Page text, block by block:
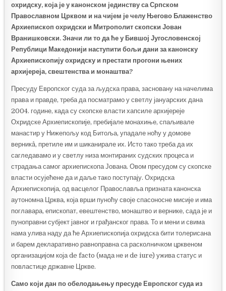
охридску, која је у канонском јединству са Српском
Православном Црквом и на чијем је челу Његово Блаженство
Архиепископ охридски и Митрополит скопски Јован
Вранишковски. Значи ли то да ће у Бившој Југословенској
Републици Македонији наступити бољи дани за канонску
Архиепископију охридску и престати прогони њених
архијереја, свештенства и монаштва?
Пресуду Европског суда за људска права, засновану на начелима
права и правде, треба да посматрамо у светлу јануарских дана
2004. године, када су скопске власти хапсиле архијереје
Охридске Архиепископије, пребијале монахиње, спаљивале
манастир у Нижепољу код Битоља, упадале ноћу у домове
верникâ, претиле им и шиканирале их. Исто тако треба да их
сагледавамо и у светлу низа монтираних судских процеса и
страдања самог архиепископа Јована. Овом пресудом су скопске
власти осујећене да и даље тако поступају. Охридска
Архиепископија, од васцелог Православља призната канонска
аутономна Црква, која врши пуноћу своје спасоносне мисије и има
поглавара, епископат, евештенство, монаштво и вернике, сада је и
пуноправни субјект јавног и грађанског права. То и мени и свима
нама улива наду да ће Архиепископија охридска бити толерисана
и барем декларативно равноправна са расколничком црквеном
организацијом која de facto (мада не и de iure) ужива статус и
повластице државне Цркве.
Само који дан по обелодањењу пресуде Европског суда из